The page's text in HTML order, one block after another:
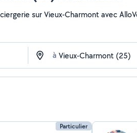
sur Vieux-Charmont avec
à
Particulier